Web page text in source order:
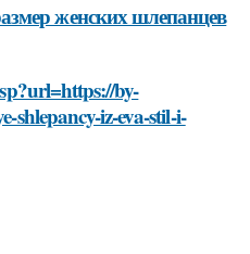
женских шлепанцев
by-
shlepancy-iz-eva-stil-i-